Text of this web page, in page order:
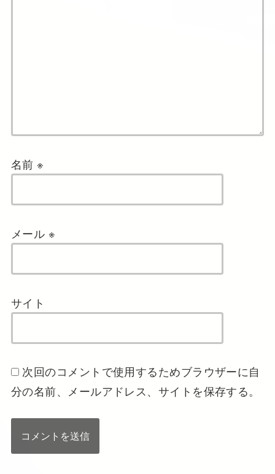
名前 ※
メール ※
サイト
次回のコメントで使用するためブラウザーに自
分の名前、メールアドレス、サイトを保存する。